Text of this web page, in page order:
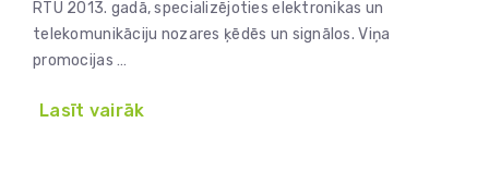
RTU 2013. gadā, specializējoties elektronikas un
telekomunikāciju nozares ķēdēs un signālos. Viņa
promocijas …
Lasīt vairāk